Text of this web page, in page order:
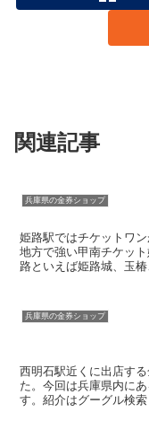
関連記事
兵庫県の金券ショップ
姫路駅ではチケットワ
地方で強い甲南チケッ
路といえば姫路城、玉
で見ることがありまし
はやや離れていますが
プも一緒に紹介してい
ショップ一覧・比較で
プ」で検索順位が高か
兵庫県の金券ショップ
西明石駅近くに出店す
た。今回は兵庫県内に
す。紹介はグーグル検